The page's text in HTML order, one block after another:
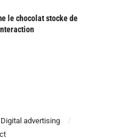
le chocolat stocke de
advertising